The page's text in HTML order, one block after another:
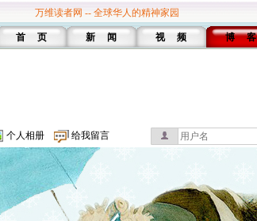
万维读者网 -- 全球华人的精神家园
首 页 新 闻 视 频 博 客
个人相册 给我留言